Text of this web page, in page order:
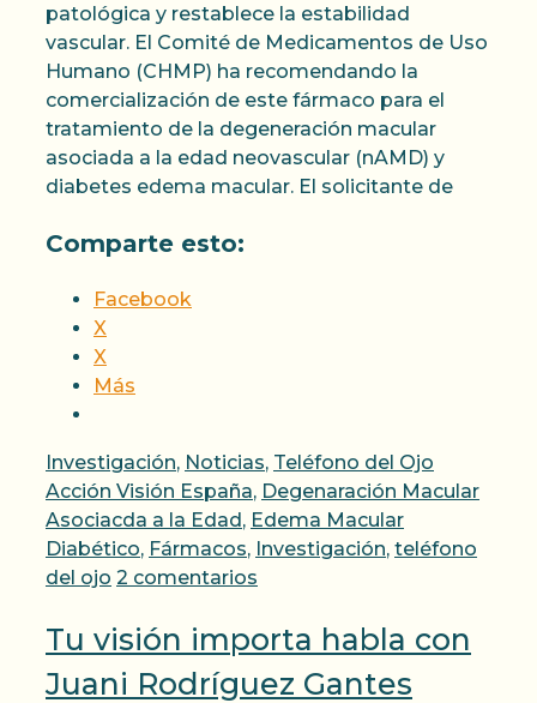
patológica y restablece la estabilidad
vascular. El Comité de Medicamentos de Uso
Humano (CHMP) ha recomendando la
comercialización de este fármaco para el
tratamiento de la degeneración macular
asociada a la edad neovascular (nAMD) y
diabetes edema macular. El solicitante de
Comparte esto:
Facebook
X
X
Más
Categorías
Investigación, Noticias, Teléfono del Ojo
Acción Visión España, Degenaración Macular
Asociacda a la Edad, Edema Macular
Diabético, Fármacos, Investigación, teléfono
del ojo 2 comentarios
Tu visión importa habla con
Juani Rodríguez Gantes